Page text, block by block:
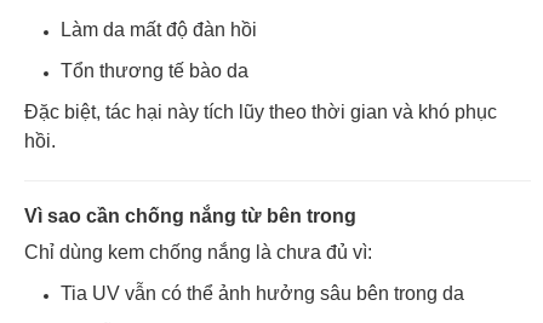
Làm da mất độ đàn hồi
Tổn thương tế bào da
Đặc biệt, tác hại này tích lũy theo thời gian và khó phục
hồi.
Vì sao cần chống nắng từ bên trong
Chỉ dùng kem chống nắng là chưa đủ vì:
Tia UV vẫn có thể ảnh hưởng sâu bên trong da